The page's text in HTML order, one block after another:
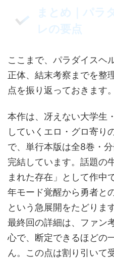
まとめ｜パラ
レの要点
ここまで、パラダイスヘ
正体、結末考察までを整
点を振り返っておきます。
本作は、冴えない大学生
していくエロ・グロ寄り
で、単行本版は全8巻・
完結しています。話題の
まれた存在」として作中
年モード覚醒から勇者と
という急展開をたどりま
最終回の詳細は、ファン
心で、断定できるほどの
ん。この点は割り引いて